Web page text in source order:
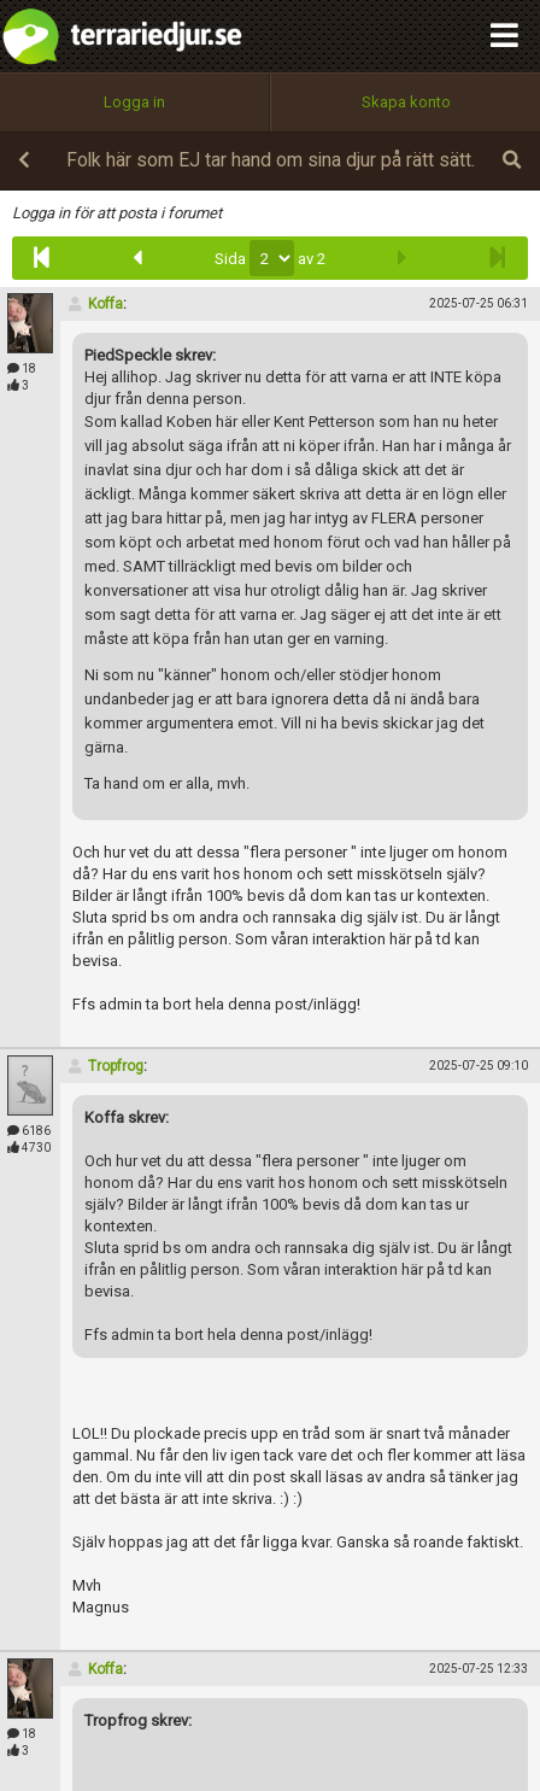
Logga in Skapa konto
Folk här som EJ tar hand om sina djur på rätt sätt.
Logga in för att posta i forumet
Sida av 2
18
3
Koffa: 2025-07-25 06:31
PiedSpeckle skrev:
Hej allihop. Jag skriver nu detta för att varna er att INTE köpa
djur från denna person.
Som kallad Koben här eller Kent Petterson som han nu heter
vill jag absolut säga ifrån att ni köper ifrån. Han har i många år
inavlat sina djur och har dom i så dåliga skick att det är
äckligt. Många kommer säkert skriva att detta är en lögn eller
att jag bara hittar på, men jag har intyg av FLERA personer
som köpt och arbetat med honom förut och vad han håller på
med. SAMT tillräckligt med bevis om bilder och
konversationer att visa hur otroligt dålig han är. Jag skriver
som sagt detta för att varna er. Jag säger ej att det inte är ett
måste att köpa från han utan ger en varning.
Ni som nu "känner" honom och/eller stödjer honom
undanbeder jag er att bara ignorera detta då ni ändå bara
kommer argumentera emot. Vill ni ha bevis skickar jag det
gärna.
Ta hand om er alla, mvh.
Och hur vet du att dessa "flera personer " inte ljuger om honom
då? Har du ens varit hos honom och sett misskötseln själv?
Bilder är långt ifrån 100% bevis då dom kan tas ur kontexten.
Sluta sprid bs om andra och rannsaka dig själv ist. Du är långt
ifrån en pålitlig person. Som våran interaktion här på td kan
bevisa.
Ffs admin ta bort hela denna post/inlägg!
6186
4730
Tropfrog: 2025-07-25 09:10
Koffa skrev:
Och hur vet du att dessa "flera personer " inte ljuger om
honom då? Har du ens varit hos honom och sett misskötseln
själv? Bilder är långt ifrån 100% bevis då dom kan tas ur
kontexten.
Sluta sprid bs om andra och rannsaka dig själv ist. Du är långt
ifrån en pålitlig person. Som våran interaktion här på td kan
bevisa.
Ffs admin ta bort hela denna post/inlägg!
LOL!! Du plockade precis upp en tråd som är snart två månader
gammal. Nu får den liv igen tack vare det och fler kommer att läsa
den. Om du inte vill att din post skall läsas av andra så tänker jag
att det bästa är att inte skriva. :) :)
Själv hoppas jag att det får ligga kvar. Ganska så roande faktiskt.
Mvh
Magnus
18
3
Koffa: 2025-07-25 12:33
Tropfrog skrev:
Infoga
Utför
100%
OK
integritetspolicy
Namn:
Epost:
Användarnamn:
Lösenord:
Privacy Policy
Terms of Service
Skapa konto
Begär nytt lösenord
Tillbaka till förstasidan